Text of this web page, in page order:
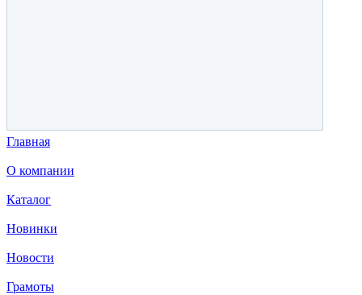
Главная
О компании
Каталог
Новинки
Новости
Грамоты